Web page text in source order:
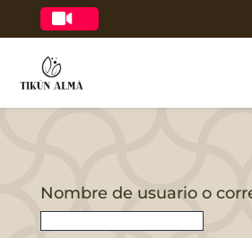

Nombre de usuario o